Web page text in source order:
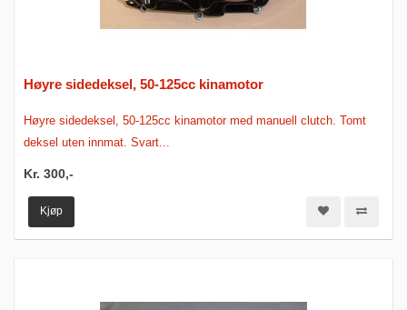
Høyre sidedeksel, 50-125cc kinamotor
Høyre sidedeksel, 50-125cc kinamotor med manuell clutch. Tomt
deksel uten innmat. Svart...
Kr. 300,-
Kjøp